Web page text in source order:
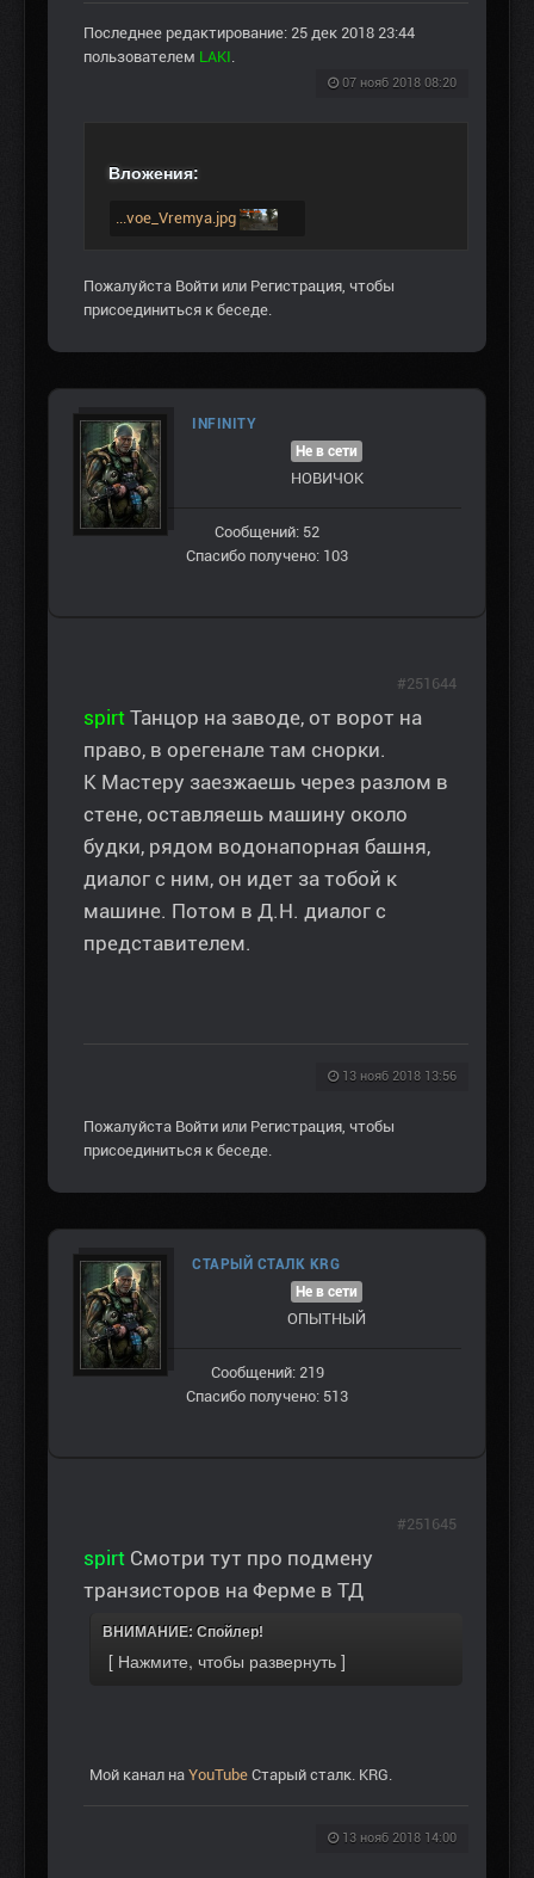
Последнее редактирование: 25 дек 2018 23:44
пользователем LAKI.
07 нояб 2018 08:20
Вложения:
...voe_Vremya.jpg
Пожалуйста Войти или Регистрация, чтобы
присоединиться к беседе.
INFINITY
Не в сети
НОВИЧОК
Сообщений: 52
Спасибо получено: 103
spirt Танцор на заводе, от ворот на
право, в орегенале там снорки.
К Мастеру заезжаешь через разлом в
стене, оставляешь машину около
будки, рядом водонапорная башня,
диалог с ним, он идет за тобой к
машине. Потом в Д.Н. диалог с
представителем.
13 нояб 2018 13:56
#251644
Пожалуйста Войти или Регистрация, чтобы
присоединиться к беседе.
СТАРЫЙ СТАЛК KRG
Не в сети
ОПЫТНЫЙ
Сообщений: 219
Спасибо получено: 513
spirt Смотри тут про подмену
транзисторов на Ферме в ТД
ВНИМАНИЕ: Спойлер!
Мой канал на YouTube Старый сталк. KRG.
13 нояб 2018 14:00
#251645